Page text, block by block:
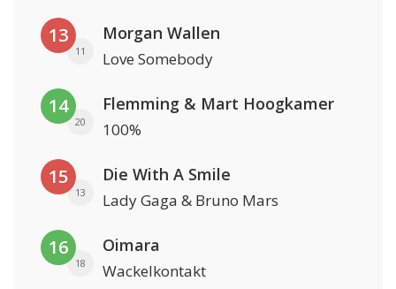
13
11
Morgan Wallen
Love Somebody
14
20
Flemming & Mart Hoogkamer
100%
15
13
Die With A Smile
Lady Gaga & Bruno Mars
16
18
Oimara
Wackelkontakt